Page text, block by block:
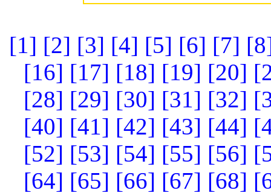
[1] [2] [3] [4] [5] [6] [7]
[16] [17] [18] [19] [20]
[28] [29] [30] [31] [32]
[40] [41] [42] [43] [44]
[52] [53] [54] [55] [56]
[64] [65] [66] [67] [68]